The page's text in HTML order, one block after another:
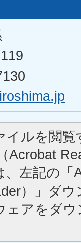
イルを閲
Acrobat
左記の「
）」ダ
ェアをダ